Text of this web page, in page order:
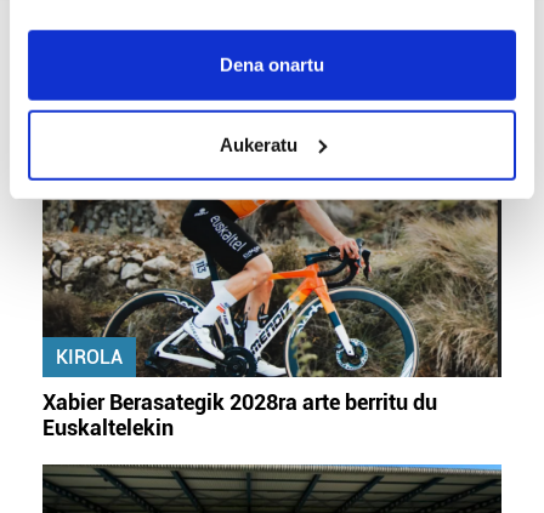
If you allow, we would also like to:
Collect information about your geographical
meters
Identify your device by actively scanning it for
specific characteristics (fingerprinting)
Find out more about how your personal data is processed
and set your preferences in thedetails section.
Guk eta gure bazkideek zure datu pertsonalak
prozesatzen ditugu, zure IP zenbakia, besteak beste,
teknologia erabiliz, cookieak adibidez, iragarki eta eduki
neurtzeko, jendeari buruzko informazioa biltzeko eta
erabiltzen dituen hauta dezakezu.
Dena onartu
Aukeratu
KIROLA
Xabier Berasategik 2028ra arte berritu du
Euskaltelekin